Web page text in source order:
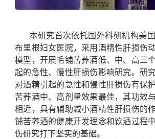
本研究首次依托国外科研机构美
布里根妇女医院，采用酒精性肝损伤
模型，开展毛铺苦荞酒低、中、高三
起的急性、慢性肝损伤影响研究。研
对酒精引起的急性和慢性肝损伤有保
苦荞酒中、高剂量效果最佳，其功效
相近，具有辅助减小酒精性肝损伤的
铺苦荞酒的健康开发理念和饮酒过程
伤研究打下坚实的基础。